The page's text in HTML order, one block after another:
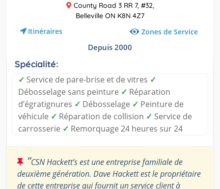
County Road 3 RR 7, #32,
Belleville ON K8N 4Z7
Itinéraires Zones de Service
Depuis 2000
Spécialité:
✓ Service de pare-brise et de vitres ✓
Débosselage sans peinture ✓ Réparation
d’égratignures ✓ Débosselage ✓ Peinture de
véhicule ✓ Réparation de collision ✓ Service de
carrosserie ✓ Remorquage 24 heures sur 24
“CSN Hackett’s est une entreprise familiale de
deuxième génération. Dave Hackett est le propriétaire
de cette entreprise qui fournit un service client à